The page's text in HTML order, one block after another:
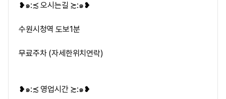
❥๑:≾ ​오시는길 ≿:๑❥
수원시청역 도보1분
무료주차 (자세한위치연락)
❥๑:≾ 영업시간 ≿:๑❥